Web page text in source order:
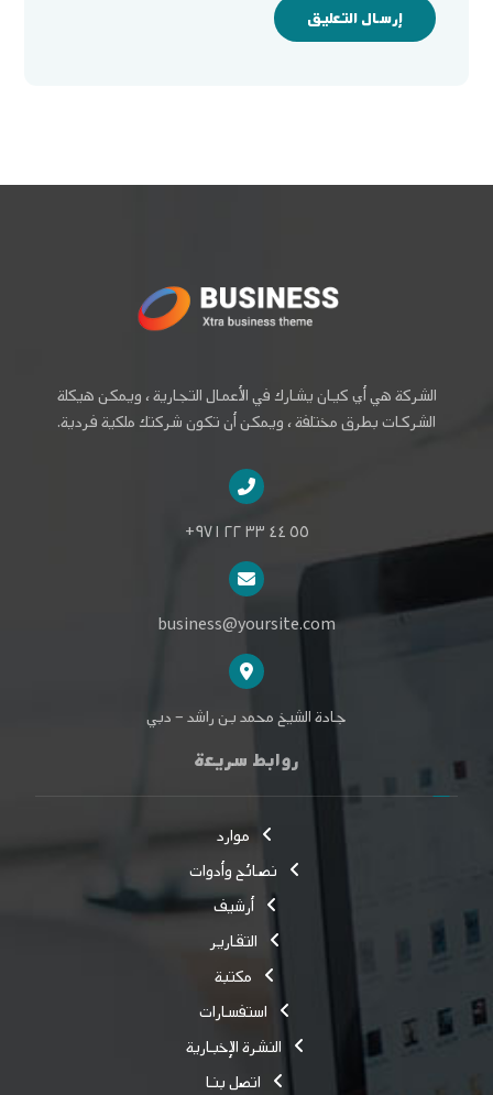
إرسال التعليق
الشركة هي أي كيان يشارك في الأعمال التجارية ، ويمكن هيكلة
الشركات بطرق مختلفة ، ويمكن أن تكون شركتك ملكية فردية.
٥٥ ٤٤ ٣٣ ٢٢ ٩٧١+
business@yoursite.com
جادة الشيخ محمد بن راشد – دبي
روابط سريعة
موارد
نصائح وأدوات
أرشيف
التقارير
مكتبة
استفسارات
النشرة الإخبارية
اتصل بنا